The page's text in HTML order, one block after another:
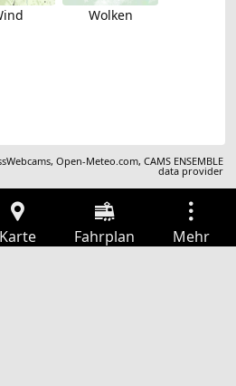
Wolken
,Open-Meteo.com,CAMS ENSEMBLE
data provider
Karte Fahrplan Mehr